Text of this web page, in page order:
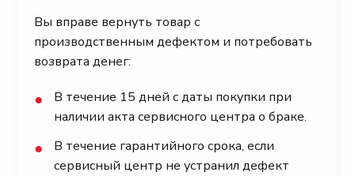
Вы вправе вернуть товар с
производственным дефектом и потребовать
возврата денег:
●
В течение 15 дней с даты покупки при
наличии акта сервисного центра о браке.
●
В течение гарантийного срока, если
сервисный центр не устранил дефект